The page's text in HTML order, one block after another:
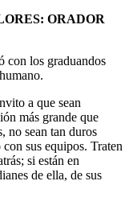
ORADOR
con los graduandos
a que sean
más grande que
no sean tan duros
sus equipos. Traten
si están en
de ella, de sus